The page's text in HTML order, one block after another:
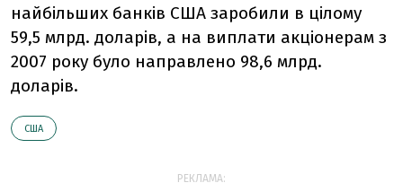
найбільших банків США заробили в цілому
59,5 млрд. доларів, а на виплати акціонерам з
2007 року було направлено 98,6 млрд.
доларів.
США
РЕКЛАМА: